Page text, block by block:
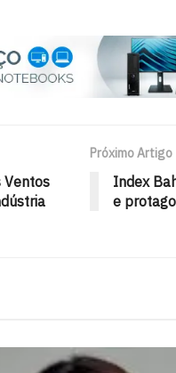
Ventos
Próximo Artigo
Index
e